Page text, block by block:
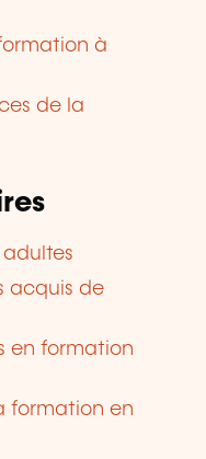
à
de la
adultes
acquis de
en formation
formation en